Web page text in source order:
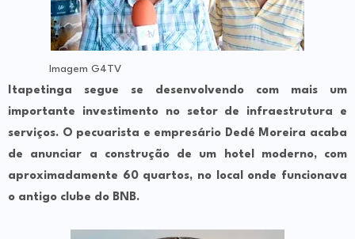
Imagem G4TV
Itapetinga segue se desenvolvendo com mais um
importante investimento no setor de infraestrutura e
serviços. O pecuarista e empresário Dedé Moreira acaba
de anunciar a construção de um hotel moderno, com
aproximadamente 60 quartos, no local onde funcionava
o antigo clube do BNB.